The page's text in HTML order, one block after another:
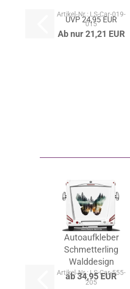
Artikel‑Nr.: LS-Car-019-
015
UVP 24,95 EUR
Ab nur 21,21 EUR
Autoaufkleber
Schmetterling
Walddesign
Artikel‑Nr.: LS-Car-555-
205
ab 34,95 EUR